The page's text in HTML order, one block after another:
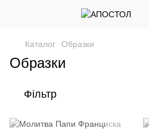
Каталог Образки
Образки
Фільтр